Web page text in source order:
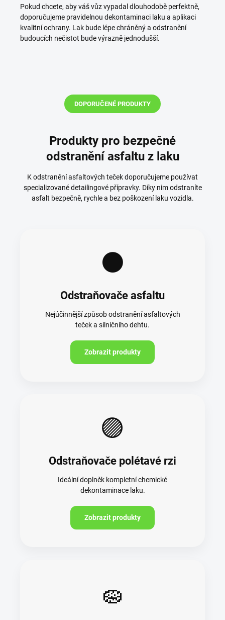
Pokud chcete, aby váš vůz vypadal dlouhodobě perfektně,
doporučujeme pravidelnou dekontaminaci laku a aplikaci
kvalitní ochrany. Lak bude lépe chráněný a odstranění
budoucích nečistot bude výrazně jednodušší.
DOPORUČENÉ PRODUKTY
Produkty pro bezpečné
odstranění asfaltu z laku
K odstranění asfaltových teček doporučujeme používat
specializované detailingové přípravky. Díky nim odstraníte
asfalt bezpečně, rychle a bez poškození laku vozidla.
⚫
Odstraňovače asfaltu
Nejúčinnější způsob odstranění asfaltových
teček a silničního dehtu.
Zobrazit produkty
🟣
Odstraňovače polétavé rzi
Ideální doplněk kompletní chemické
dekontaminace laku.
Zobrazit produkty
🧽